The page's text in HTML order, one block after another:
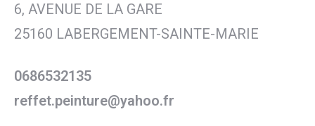
6, AVENUE DE LA GARE
25160 LABERGEMENT-SAINTE-MARIE
0686532135
reffet.peinture@yahoo.fr